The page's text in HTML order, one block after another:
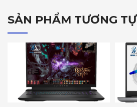
SẢN PHẨM TƯƠNG TỰ